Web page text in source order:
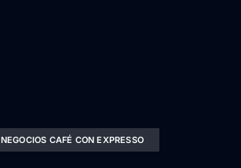
NEGOCIOS CAFÉ CON EXPRESSO